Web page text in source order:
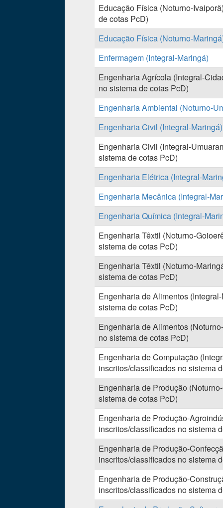
Educação Física (Noturno-
de cotas PcD)
Educação Física (Noturno-
Enfermagem (Integral-Maringá)
Engenharia Agrícola (Integral-
no sistema de cotas PcD)
Engenharia Ambiental (Noturno-
Engenharia Civil (Integral-Maringá)
Engenharia Civil (Integral-
sistema de cotas PcD)
Engenharia Elétrica (Integral-
Engenharia Mecânica (Integral-
Engenharia Química (Integral-
Engenharia Têxtil (Noturno-
sistema de cotas PcD)
Engenharia Têxtil (Noturno-
sistema de cotas PcD)
Engenharia de Alimentos
sistema de cotas PcD)
Engenharia de Alimentos
no sistema de cotas PcD)
Engenharia de Computação
inscritos/classificados no sistema
Engenharia de Produção
sistema de cotas PcD)
Engenharia de Produção-
inscritos/classificados no sistema
Engenharia de Produção-
inscritos/classificados no sistema
Engenharia de Produção-
inscritos/classificados no sistema